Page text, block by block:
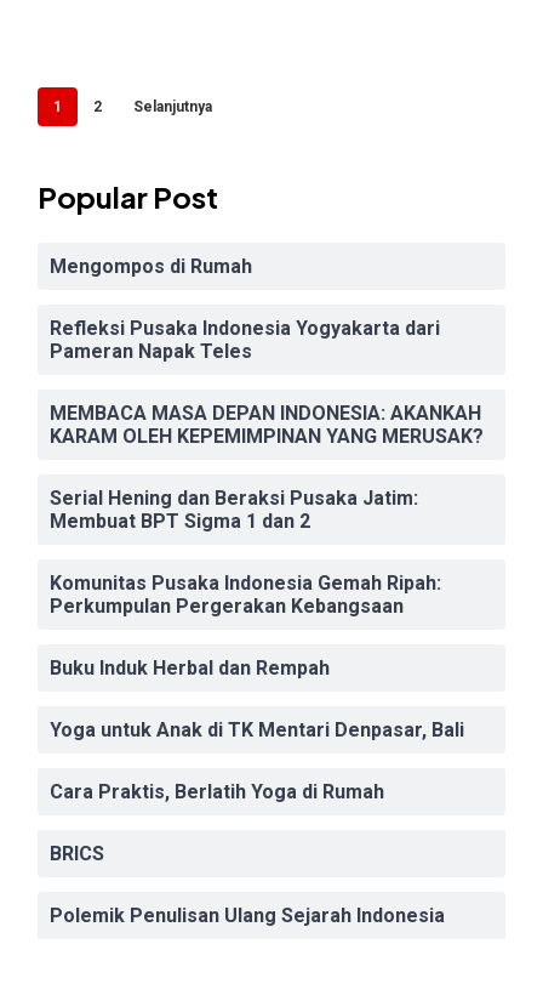
1 2 Selanjutnya
Popular Post
Mengompos di Rumah
Refleksi Pusaka Indonesia Yogyakarta dari
Pameran Napak Teles
MEMBACA MASA DEPAN INDONESIA: AKANKAH
KARAM OLEH KEPEMIMPINAN YANG MERUSAK?
Serial Hening dan Beraksi Pusaka Jatim:
Membuat BPT Sigma 1 dan 2
Komunitas Pusaka Indonesia Gemah Ripah:
Perkumpulan Pergerakan Kebangsaan
Buku Induk Herbal dan Rempah
Yoga untuk Anak di TK Mentari Denpasar, Bali
Cara Praktis, Berlatih Yoga di Rumah
BRICS
Polemik Penulisan Ulang Sejarah Indonesia